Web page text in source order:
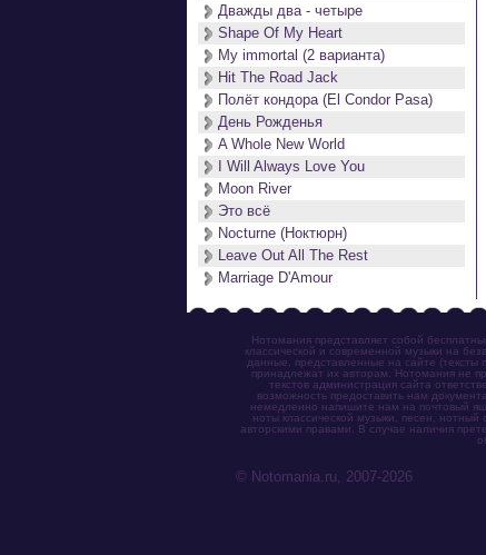
Дважды два - четыре
Shape Of My Heart
My immortal (2 варианта)
Hit The Road Jack
Полёт кондора (El Condor Pasa)
День Рожденья
A Whole New World
I Will Always Love You
Moon River
Это всё
Nocturne (Ноктюрн)
Leave Out All The Rest
Marriage D'Amour
Нотомания представляет собой
классической и современной музыки на
данные, представленные на сайте (тексты
принадлежат их авторам. Нотомания не
текстов администрация сайта
возможность предоставить нам
немедленно напишите нам на почтовый
ноты классической музыки, песен,
авторскими правами. В случае наличия
© Notomania.ru, 2007-2026